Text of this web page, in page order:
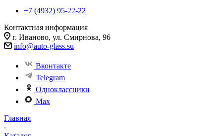
+7 (4932) 95-22-22
Контактная информация
г. Иваново, ул. Смирнова, 96
info@auto-glass.su
Вконтакте
Telegram
Одноклассники
Max
Главная
-